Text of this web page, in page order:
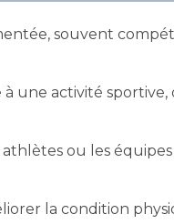
souvent
une activité
ou les
la condition